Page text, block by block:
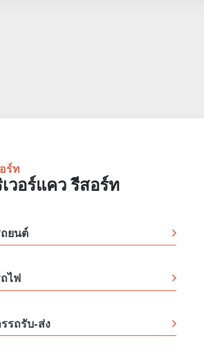
ร์ท
วอร์แคว รีสอร์ท
ยนต์
ไฟ
รถรับ-ส่ง